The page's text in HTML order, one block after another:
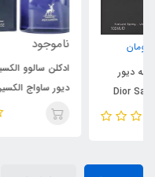
ناموجود
ادکلن سالوو الکسیر الحمبرا رایحه
دیور ساواج الکسیر ، (Salvo)Dior
Sauvage Elixir